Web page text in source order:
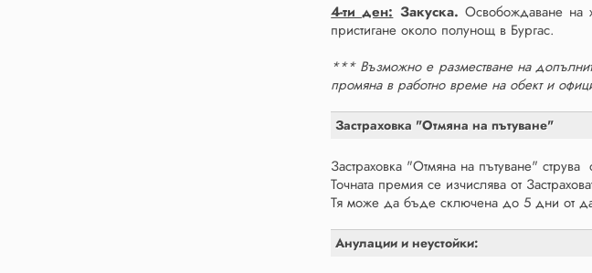
4-ти ден: Закуска. Освобождаване на
пристигане около полунощ в Бургас.
*** Възможно е разместване на
промяна в работно време на обект и
Застраховка "Отмяна на пътуване"
Застраховка "Отмяна на пътуване" струва
Точната премия се изчислява от
Тя може да бъде сключена до 5 дни от
Анулации и неустойки: